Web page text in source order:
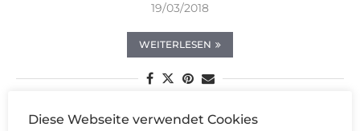
19/03/2018
WEITERLESEN
Diese Webseite verwendet Cookies